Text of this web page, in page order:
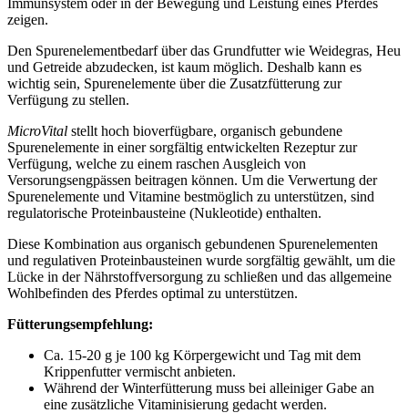
zeigen.
Den Spurenelementbedarf über das Grundfutter wie Weidegras, Heu
und Getreide abzudecken, ist kaum möglich. Deshalb kann es
wichtig sein, Spurenelemente über die Zusatzfütterung zur
Verfügung zu stellen.
MicroVital stellt hoch bioverfügbare, organisch gebundene
Spurenelemente in einer sorgfältig entwickelten Rezeptur zur
Verfügung, welche zu einem raschen Ausgleich von
Versorungsengpässen beitragen können. Um die Verwertung der
Spurenelemente und Vitamine bestmöglich zu unterstützen, sind
regulatorische Proteinbausteine (Nukleotide) enthalten.
Diese Kombination aus organisch gebundenen Spurenelementen
und regulativen Proteinbausteinen wurde sorgfältig gewählt, um die
Lücke in der Nährstoffversorgung zu schließen und das allgemeine
Wohlbefinden des Pferdes optimal zu unterstützen.
Fütterungsempfehlung:
Ca. 15-20 g je 100 kg Körpergewicht und Tag mit dem
Krippenfutter vermischt anbieten.
Während der Winterfütterung muss bei alleiniger Gabe an
eine zusätzliche Vitaminisierung gedacht werden.